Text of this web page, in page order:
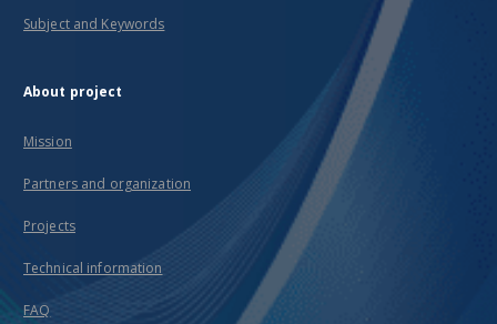
Subject and Keywords
About project
Mission
Partners and organization
Projects
Technical information
FAQ